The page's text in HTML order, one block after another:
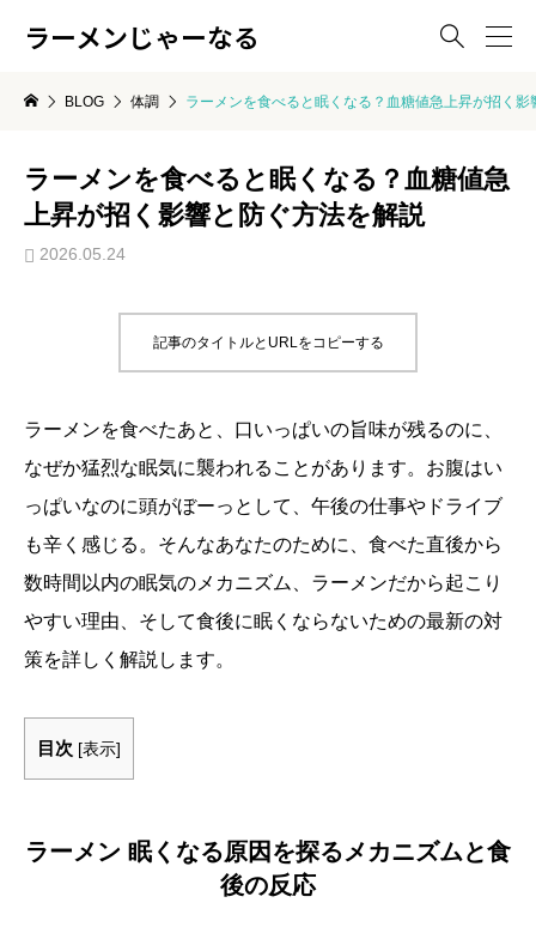
ラーメンじゃーなる 
BLOG 体調 ラーメンを食べると眠くなる？血糖値急上昇が招く影
ラーメンを食べると眠くなる？血糖値急
上昇が招く影響と防ぐ方法を解説
2026.05.24
記事のタイトルとURLをコピーする
ラーメンを食べたあと、口いっぱいの旨味が残るのに、
なぜか猛烈な眠気に襲われることがあります。お腹はい
っぱいなのに頭がぼーっとして、午後の仕事やドライブ
も辛く感じる。そんなあなたのために、食べた直後から
数時間以内の眠気のメカニズム、ラーメンだから起こり
やすい理由、そして食後に眠くならないための最新の対
策を詳しく解説します。
目次 [表示]
ラーメン 眠くなる原因を探るメカニズムと食
後の反応